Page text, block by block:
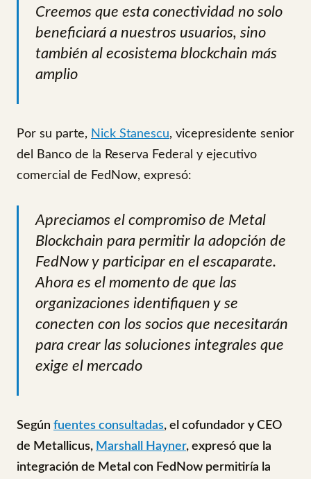
Creemos que esta conectividad no solo
beneficiará a nuestros usuarios, sino
también al ecosistema blockchain más
amplio
Por su parte, Nick Stanescu, vicepresidente senior
del Banco de la Reserva Federal y ejecutivo
comercial de FedNow, expresó:
Apreciamos el compromiso de Metal
Blockchain para permitir la adopción de
FedNow y participar en el escaparate.
Ahora es el momento de que las
organizaciones identifiquen y se
conecten con los socios que necesitarán
para crear las soluciones integrales que
exige el mercado
Según fuentes consultadas, el cofundador y CEO
de Metallicus, Marshall Hayner, expresó que la
integración de Metal con FedNow permitiría la